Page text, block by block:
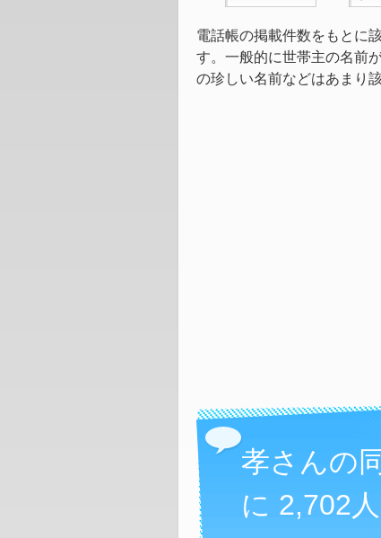
電話帳の掲載件数をもとに
す。一般的に世帯主の名前
の珍しい名前などはあまり
孝さんの
に 2,702人